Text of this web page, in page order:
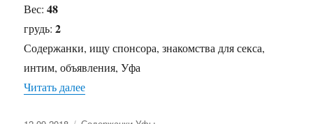
Вес:48
грудь:2
Содержанки, ищу спонсора, знакомства для секса,
интим, объявления, Уфа
Читать далее